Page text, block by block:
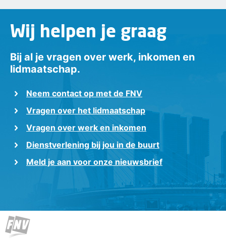
Wij helpen je graag
Bij al je vragen over werk, inkomen en
lidmaatschap.
Neem contact op met de FNV
Vragen over het lidmaatschap
Vragen over werk en inkomen
Dienstverlening bij jou in de buurt
Meld je aan voor onze nieuwsbrief